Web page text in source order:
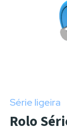
Série ligeira
Rolo